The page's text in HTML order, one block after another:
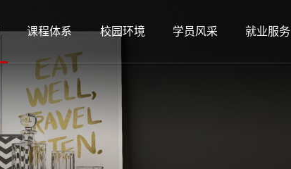
课程体系 校园环境 学员风采 就业服务